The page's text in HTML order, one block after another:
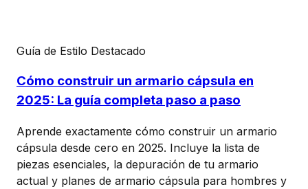
Guía de Estilo Destacado
Cómo construir un armario cápsula en
2025: La guía completa paso a paso
Aprende exactamente cómo construir un armario
cápsula desde cero en 2025. Incluye la lista de
piezas esenciales, la depuración de tu armario
actual y planes de armario cápsula para hombres y